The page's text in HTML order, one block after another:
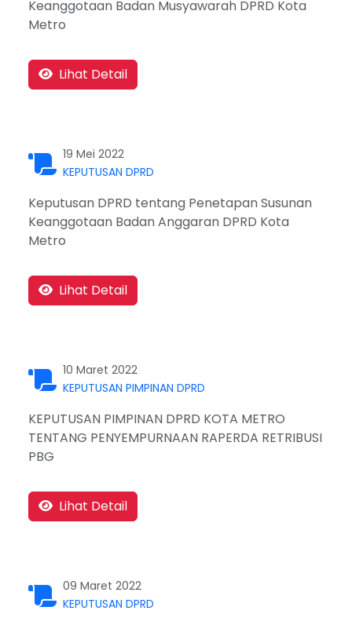
Keanggotaan Badan Musyawarah DPRD Kota
Metro
Lihat Detail
19 Mei 2022
KEPUTUSAN DPRD
Keputusan DPRD tentang Penetapan Susunan
Keanggotaan Badan Anggaran DPRD Kota
Metro
Lihat Detail
10 Maret 2022
KEPUTUSAN PIMPINAN DPRD
KEPUTUSAN PIMPINAN DPRD KOTA METRO
TENTANG PENYEMPURNAAN RAPERDA RETRIBUSI
PBG
Lihat Detail
09 Maret 2022
KEPUTUSAN DPRD